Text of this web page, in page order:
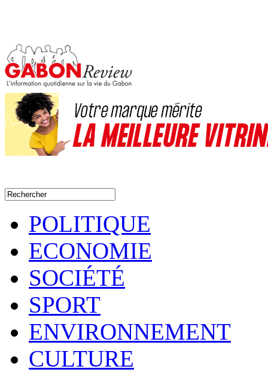
POLITIQUE
ECONOMIE
SOCIÉTÉ
SPORT
ENVIRONNEMENT
CULTURE